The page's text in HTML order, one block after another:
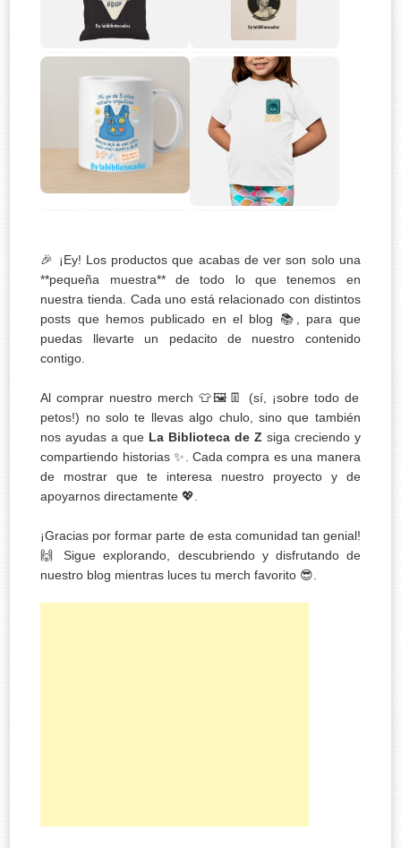
🎉 ¡Ey! Los productos que acabas de ver son solo una
**pequeña muestra** de todo lo que tenemos en
nuestra tienda. Cada uno está relacionado con distintos
posts que hemos publicado en el blog 📚, para que
puedas llevarte un pedacito de nuestro contenido
contigo.
Al comprar nuestro merch 👕🖼️👖 (sí, ¡sobre todo de
petos!) no solo te llevas algo chulo, sino que también
nos ayudas a que La Biblioteca de Z siga creciendo y
compartiendo historias ✨. Cada compra es una manera
de mostrar que te interesa nuestro proyecto y de
apoyarnos directamente 💖.
¡Gracias por formar parte de esta comunidad tan genial!
🙌 Sigue explorando, descubriendo y disfrutando de
nuestro blog mientras luces tu merch favorito 😎.